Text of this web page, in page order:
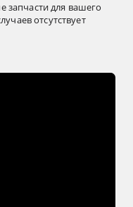
запчасти для вашего
отсутствует